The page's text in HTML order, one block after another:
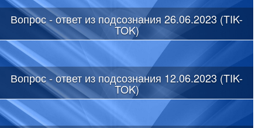
Вопрос - ответ из подсознания 26.06.2023 (TIK-
TOK)
Вопрос - ответ из подсознания 12.06.2023 (TIK-
TOK)